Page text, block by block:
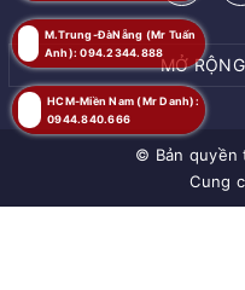
MỞ
© Bản quyền
Cung
HCM-Miền Nam (Mr Danh):
0944.840.666
M.Trung-ĐàNẵng (Mr Tuấn
Anh): 094.2344.888